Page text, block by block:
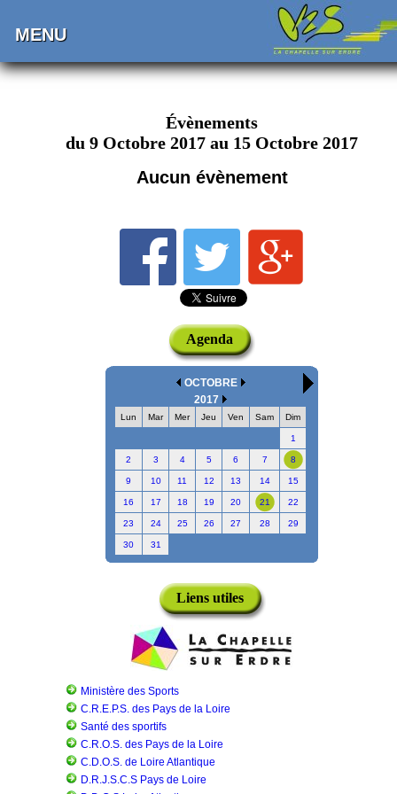
MENU
Évènements
du 9 Octobre 2017 au 15 Octobre 2017
Aucun évènement
Agenda
OCTOBRE
2017
Lun Mar Mer Jeu Ven Sam Dim
1
2 3 4 5 6 7 8
9 10 11 12 13 14 15
16 17 18 19 20 21 22
23 24 25 26 27 28 29
30 31
Liens utiles
Ministère des Sports
C.R.E.P.S. des Pays de la Loire
Santé des sportifs
C.R.O.S. des Pays de la Loire
C.D.O.S. de Loire Atlantique
D.R.J.S.C.S Pays de Loire